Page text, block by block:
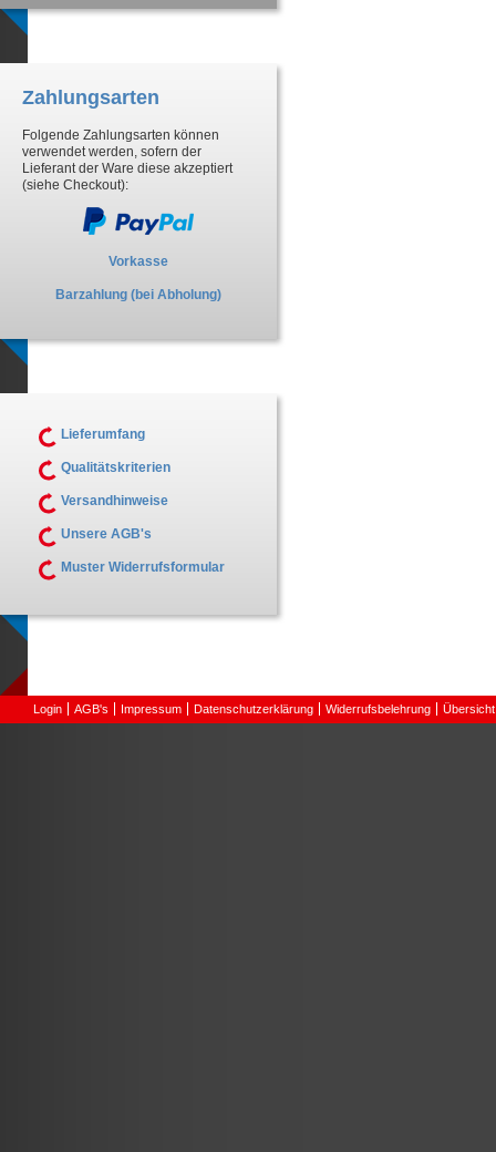
Zahlungsarten
Folgende Zahlungsarten können
verwendet werden, sofern der
Lieferant der Ware diese akzeptiert
(siehe Checkout):
Vorkasse
Barzahlung (bei Abholung)
Lieferumfang
Qualitätskriterien
Versandhinweise
Unsere AGB's
Muster Widerrufsformular
Login AGB's Impressum Datenschutzerklärung Widerrufsbelehrung